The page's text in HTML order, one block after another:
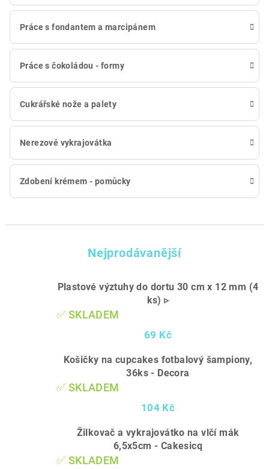
Práce s fondantem a marcipánem
Práce s čokoládou - formy
Cukrářské nože a palety
Nerezové vykrajovátka
Zdobení krémem - pomůcky
Nejprodávanější
Plastové výztuhy do dortu 30 cm x 12 mm (4
ks) ▹
✅ SKLADEM
69 Kč
Košičky na cupcakes fotbalový šampiony,
36ks - Decora
✅ SKLADEM
104 Kč
Žilkovač a vykrajovátko na vlčí mák
6,5x5cm - Cakesicq
✅ SKLADEM